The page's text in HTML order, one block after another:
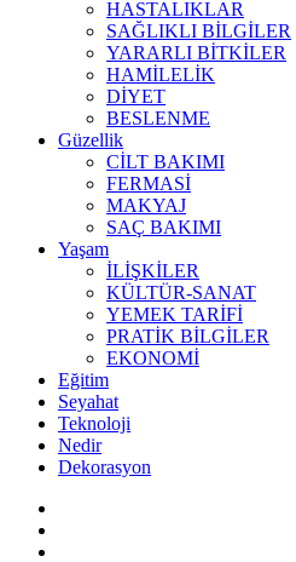
HASTALIKLAR
SAĞLIKLI BİLGİLER
YARARLI BİTKİLER
HAMİLELİK
DİYET
BESLENME
Güzellik
CİLT BAKIMI
FERMASİ
MAKYAJ
SAÇ BAKIMI
Yaşam
İLİŞKİLER
KÜLTÜR-SANAT
YEMEK TARİFİ
PRATİK BİLGİLER
EKONOMİ
Eğitim
Seyahat
Teknoloji
Nedir
Dekorasyon